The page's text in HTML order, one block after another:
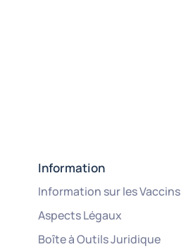
Information
Information sur les Vaccins
Aspects Légaux
Boîte à Outils Juridique